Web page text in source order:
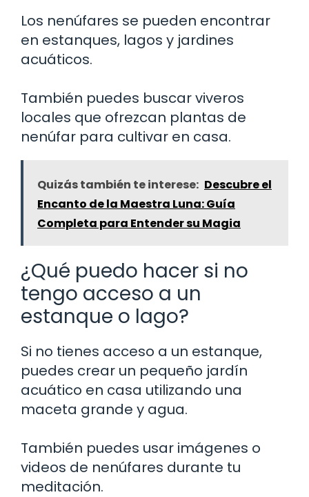
Los nenúfares se pueden encontrar
en estanques, lagos y jardines
acuáticos.
También puedes buscar viveros
locales que ofrezcan plantas de
nenúfar para cultivar en casa.
Quizás también te interese: Descubre el
Encanto de la Maestra Luna: Guía
Completa para Entender su Magia
¿Qué puedo hacer si no
tengo acceso a un
estanque o lago?
Si no tienes acceso a un estanque,
puedes crear un pequeño jardín
acuático en casa utilizando una
maceta grande y agua.
También puedes usar imágenes o
videos de nenúfares durante tu
meditación.